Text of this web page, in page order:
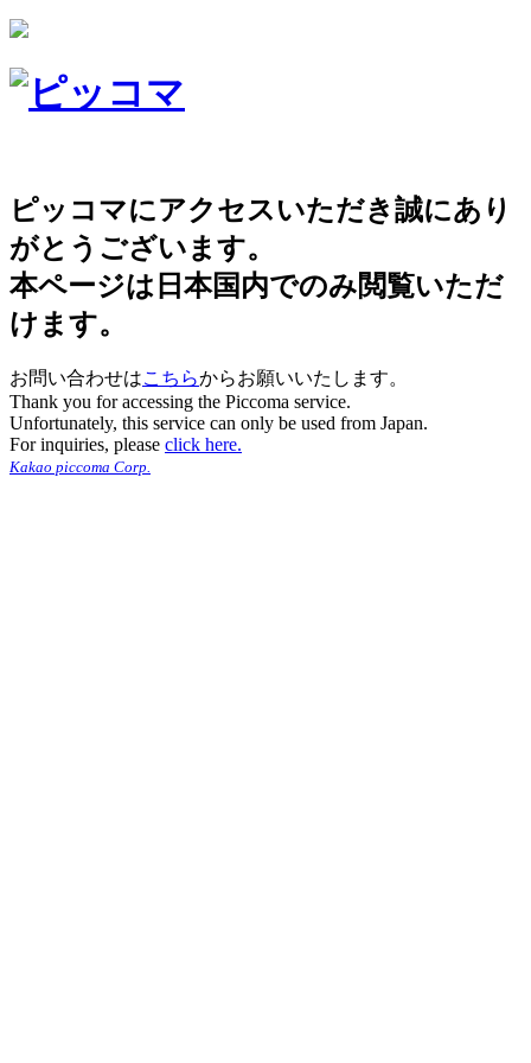
ピッコマにアクセスいただき誠にあり
がとうございます。
本ページは日本国内でのみ閲覧いただ
けます。
お問い合わせはこちらからお願いいたします。
Thank you for accessing the Piccoma service.
Unfortunately, this service can only be used from Japan.
For inquiries, please click here.
Kakao piccoma Corp.